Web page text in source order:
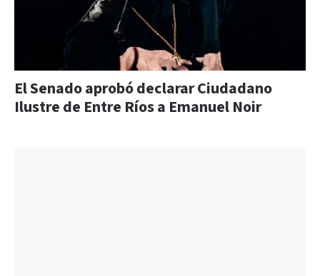
El Senado aprobó declarar Ciudadano
Ilustre de Entre Ríos a Emanuel Noir